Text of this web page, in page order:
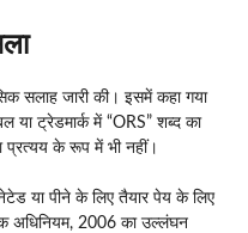
सलाह जारी की। इसमें कहा गया
या ट्रेडमार्क में “ORS” शब्द का
प्रत्यय के रूप में भी नहीं।
या पीने के लिए तैयार पेय के लिए
अधिनियम, 2006 का उल्लंघन